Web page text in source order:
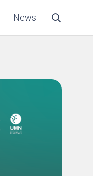
News